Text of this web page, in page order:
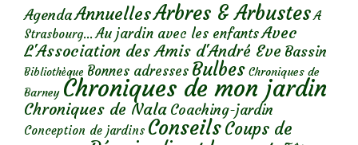
AgendaAnnuellesArbres & Arbustes A
Strasbourg... Au jardin avec les enfantsAvec
L'Association des Amis d'André Eve Bassin
Bibliothèque Bonnes adresses Bulbes Chroniques de
Barney Chroniques de mon jardin
Chroniques de Nala Coaching-jardin
Conception de jardins ConseilsCoups de